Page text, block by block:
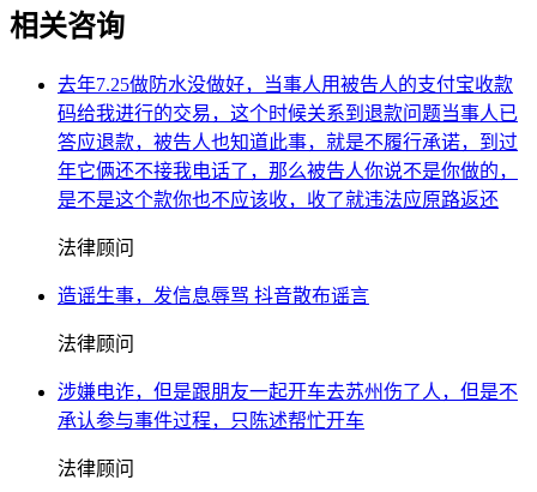
相关咨询
去年7.25做防水没做好，当事人用被告人的支付宝收款
码给我进行的交易，这个时候关系到退款问题当事人已
答应退款，被告人也知道此事，就是不履行承诺，到过
年它俩还不接我电话了，那么被告人你说不是你做的，
是不是这个款你也不应该收，收了就违法应原路返还
法律顾问
造谣生事，发信息辱骂 抖音散布谣言
法律顾问
涉嫌电诈，但是跟朋友一起开车去苏州伤了人，但是不
承认参与事件过程，只陈述帮忙开车
法律顾问